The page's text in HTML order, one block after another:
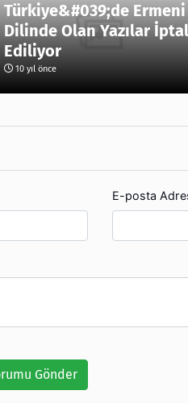
Türkiye&#039;de Ermeni
Dilinde Olan Yazılar İptal
Ediliyor
10 yıl önce
E-posta
Gönder